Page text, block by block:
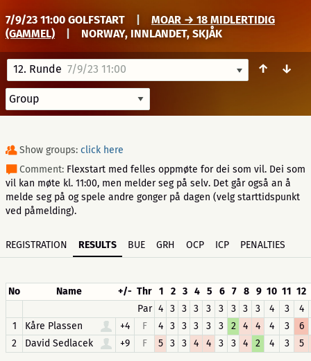
7/9/23 11:00 GOLFSTART
MOAR → 18 MIDLERTIDIG
(GAMMEL)
NORWAY, INNLANDET, SKJÅK
12. Runde 7/9/23 11:00 ↑ ↓
Show groups: click here
Comment: Flexstart med felles oppmøte for dei som vil. Dei som
vil kan møte kl. 11:00, men melder seg på selv. Det går også an å
melde seg på og spele andre gonger på dagen (velg starttidspunkt
ved påmelding).
REGISTRATION RESULTS BUE GRH OCP ICP PENALTIES
No Name +/- Thr 1 2 3 4 5 6 7 8 9 10 11 12
Par 4 3 3 3 3 3 3 3 3 4 3
4
1
Kåre Plassen +4 F 4 3 3 3 3 3 2 4 4 4 3
6
2
David Sedlacek +9 F 5 3 3 4 4 3 3 4 2 4 3 5